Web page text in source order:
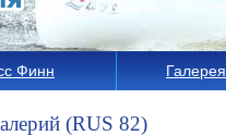
Финн Галерея
(RUS 82)